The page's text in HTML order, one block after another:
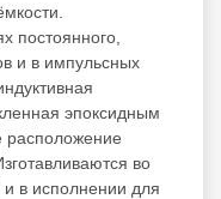
постоянного,
и в импульсных
эпоксидным
расположение
во
в исполнении для